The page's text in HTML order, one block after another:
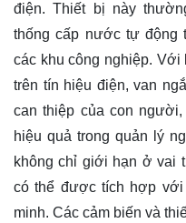
điện. Thiết bị này
thống cấp nước tự động
các khu công nghiệp.
trên tín hiệu điện, van
can thiệp của con
hiệu quả trong quản lý
không chỉ giới hạn ở vai
có thể được tích hợp với
minh. Các cảm biến và